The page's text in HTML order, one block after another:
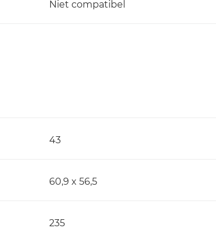
Niet compatibel
43
60,9 x 56,5
235